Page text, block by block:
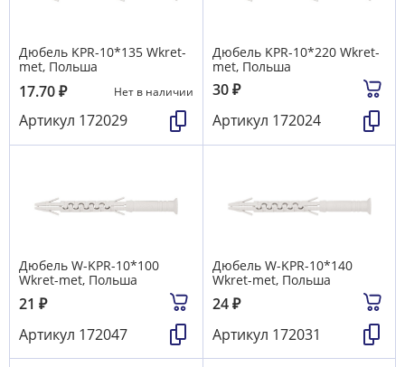
Дюбель KРR-10*135 Wkret-
met, Польша
17.70₽ Нет в наличии
Артикул 172029
Дюбель KРR-10*220 Wkret-
met, Польша
30₽
Артикул 172024
Дюбель W-KРR-10*100
Wkret-met, Польша
21 ₽
Артикул 172047
Дюбель W-KРR-10*140
Wkret-met, Польша
24₽
Артикул 172031